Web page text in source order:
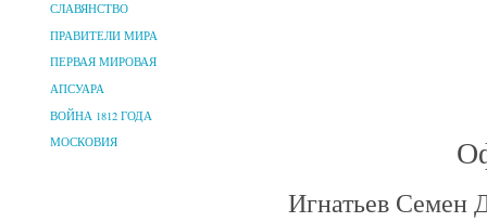
СЛАВЯНСТВО
ПРАВИТЕЛИ МИРА
ПЕРВАЯ МИРОВАЯ
АПСУАРА
ВОЙНА 1812 ГОДА
МОСКОВИЯ
Игнатьев Семен